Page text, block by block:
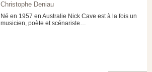
Christophe Deniau
Né en 1957 en Australie Nick Cave est à la fois un
musicien, poète et scénariste…